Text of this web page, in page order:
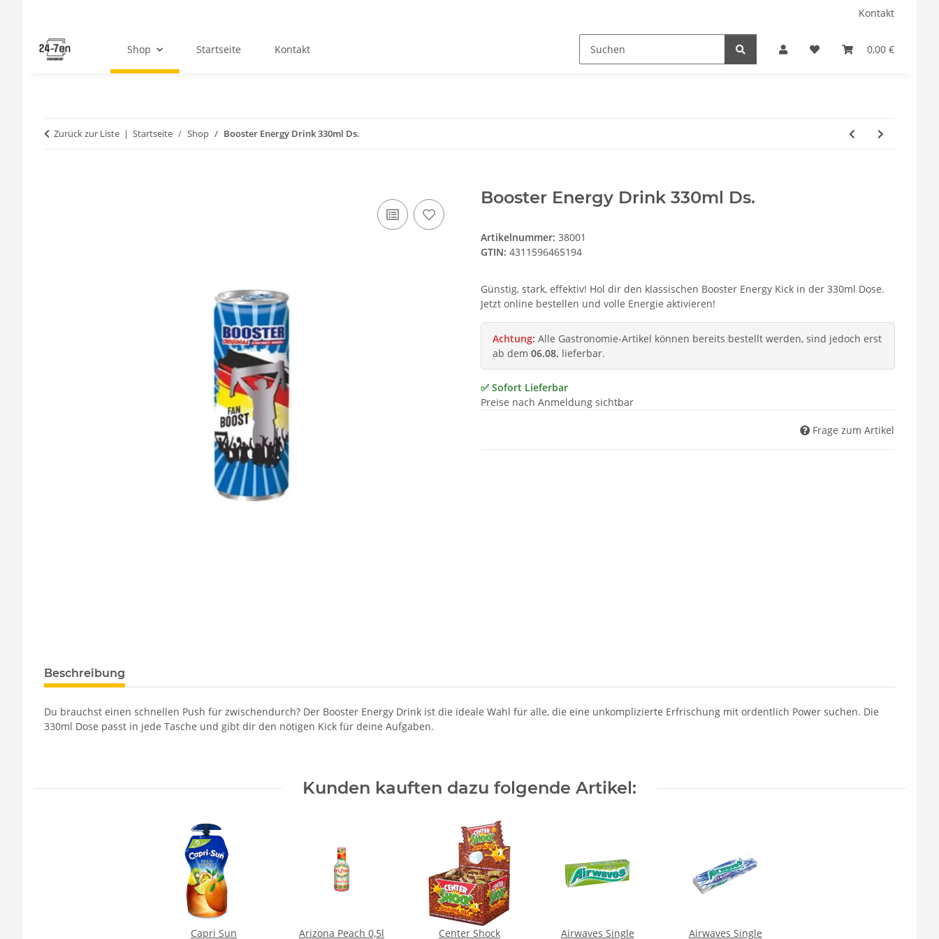
Kontakt
0,00 €
Shop Startseite Kontakt
Zurück zur Liste Startseite Shop Booster Energy Drink 330ml Ds.
Booster Energy Drink 330ml Ds.
Artikelnummer: 38001
GTIN: 4311596465194
Günstig, stark, effektiv! Hol dir den klassischen Booster Energy Kick in der 330ml Dose.
Jetzt online bestellen und volle Energie aktivieren!
Achtung: Alle Gastronomie-Artikel können bereits bestellt werden, sind jedoch erst
ab dem 06.08. lieferbar.
✅ Sofort Lieferbar
Preise nach Anmeldung sichtbar
Frage zum Artikel
Beschreibung
Du brauchst einen schnellen Push für zwischendurch? Der Booster Energy Drink ist die ideale Wahl für alle, die eine unkomplizierte Erfrischung mit ordentlich Power suchen. Die
330ml Dose passt in jede Tasche und gibt dir den nötigen Kick für deine Aufgaben.
Kunden kauften dazu folgende Artikel:
Capri Sun
Arizona Peach 0,5l
Center Shock
Airwaves Single
Airwaves Single